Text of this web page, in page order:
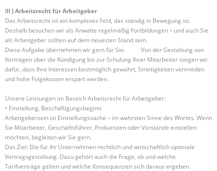
III ) Arbeitsrecht für Arbeitgeber
Das Arbeitsrecht ist ein komplexes Feld, das ständig in Bewegung ist.
Deshalb besuchen wir als Anwälte regelmäßig Fortbildungen – und auch Sie
als Arbeitgeber sollten auf dem neuesten Stand sein.
Diese Aufgabe übernehmen wir gern für Sie: Von der Gestaltung von
Verträgen über die Kündigung bis zur Schulung Ihrer Mitarbeiter sorgen wir
dafür, dass Ihre Interessen bestmöglich gewahrt, Streitigkeiten vermieden
und hohe Folgekosten erspart werden.
Unsere Leistungen im Bereich Arbeitsrecht für Arbeitgeber:
• Einstellung, Beschäftigungsbeginn
Arbeitgebersein ist Einstellungssache – im wahrsten Sinne des Wortes. Wenn
Sie Mitarbeiter, Geschäftsführer, Prokuristen oder Vorstände einstellen
möchten, begleiten wir Sie gern.
Das Ziel: Die für Ihr Unternehmen rechtlich und wirtschaftlich optimale
Vertragsgestaltung. Dazu gehört auch die Frage, ob und welche
Tarifverträge gelten und welche Konsequenzen sich daraus ergeben.